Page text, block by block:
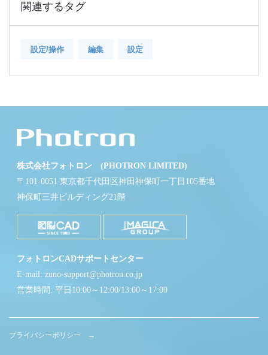
関連するタグ
設定/操作 編集 設定
株式会社フォトロン (PHOTRON LIMITED)
〒101-0051 東京都千代田区神田神保町一丁目105番地
神保町三井ビルディング21階
フォトロンCADサポートセンター
E-mail: zuno-support@photron.co.jp
営業時間: 平日10:00～12:00/13:00～17:00
プライバシーポリシー →